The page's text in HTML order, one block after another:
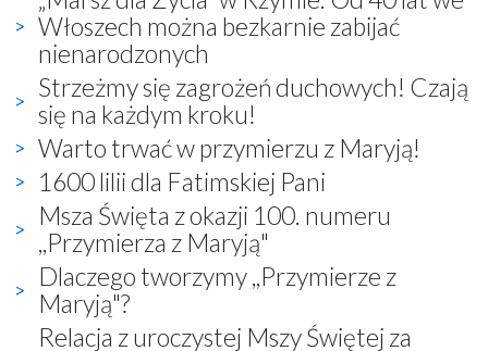
Włoszech można bezkarnie zabijać
nienarodzonych
Strzeżmy się zagrożeń duchowych! Czają
się na każdym kroku!
Warto trwać w przymierzu z Maryją!
1600 lilii dla Fatimskiej Pani
Msza Święta z okazji 100. numeru
,,Przymierza z Maryją"
Dlaczego tworzymy ,,Przymierze z
Maryją"?
Relacja z uroczystej Mszy Świętej za